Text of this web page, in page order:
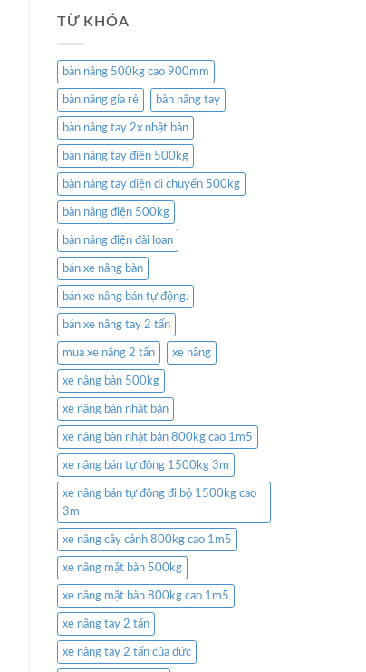
TỪ KHÓA
bàn nâng 500kg cao 900mm
bàn nâng gía rẻ bàn nâng tay
bàn nâng tay 2x nhật bản
bàn nâng tay điện 500kg
bàn nâng tay điện di chuyển 500kg
bàn nâng điện 500kg
bàn nâng điện đài loan
bán xe nâng bàn
bán xe nâng bán tự động.
bán xe nâng tay 2 tấn
mua xe nâng 2 tấn xe nâng
xe nâng bàn 500kg
xe nâng bàn nhật bản
xe nâng bàn nhật bản 800kg cao 1m5
xe nâng bán tự động 1500kg 3m
xe nâng bán tự động đi bộ 1500kg cao
3m
xe nâng cây cảnh 800kg cao 1m5
xe nâng mặt bàn 500kg
xe nâng mặt bàn 800kg cao 1m5
xe nâng tay 2 tấn
xe nâng tay 2 tấn của đức